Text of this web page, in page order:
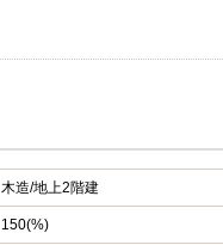
木造/地上2階建
150(%)